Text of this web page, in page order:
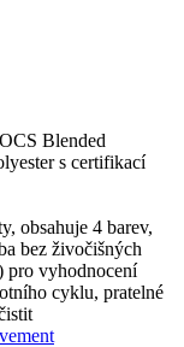
Blended
s certifikací
obsahuje 4 barev,
bez živočišných
pro vyhodnocení
cyklu, pratelné